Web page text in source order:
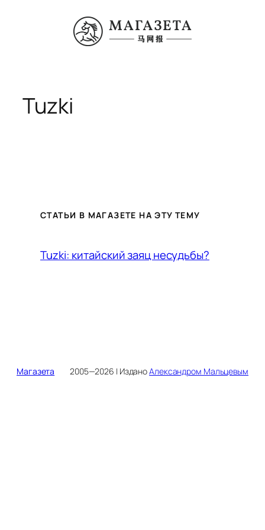
содержимому
Tuzki
СТАТЬИ В МАГАЗЕТЕ НА ЭТУ ТЕМУ
Tuzki: китайский заяц несудьбы?
Магазета 2005—2026 | ИзданоАлександром Мальцевым